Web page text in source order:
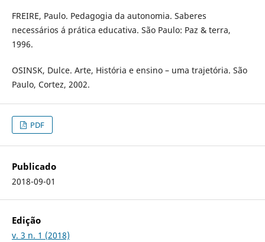
FREIRE, Paulo. Pedagogia da autonomia. Saberes
necessários á prática educativa. São Paulo: Paz & terra,
1996.
OSINSK, Dulce. Arte, História e ensino – uma trajetória. São
Paulo, Cortez, 2002.
PDF
Publicado
2018-09-01
Edição
v. 3 n. 1 (2018)